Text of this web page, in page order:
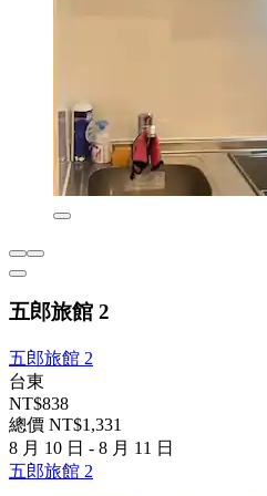
五郎旅館 2
五郎旅館 2
台東
NT$838
總價 NT$1,331
8 月 10 日 - 8 月 11 日
五郎旅館 2